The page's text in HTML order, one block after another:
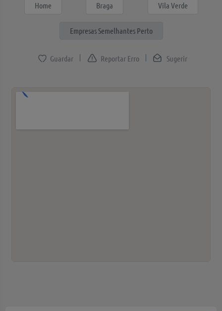
Home Braga Vila Verde
Empresas Semelhantes Perto
Sugerir
Reportar Erro